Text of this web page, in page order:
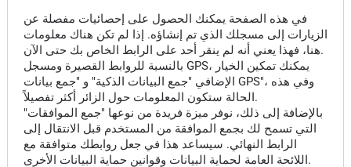
في هذه الصفحة يمكنك الحصول على إحصائيات مفصلة عن
الزيارات إلى مسجلك الذي تم إنشاؤه. إذا لم تكن هناك معلومات
هنا، فهذا يعني أنه لم ينقر أحد على الرابط الخاص بك حتى الآن.
بالنسبة للروابط القصيرة ومسجل GPS، يمكنك تمكين الخيار
الإضافي "جمع البيانات الذكية" و "جمع بيانات GPS"، وفي هذه
الحالة ستكون المعلومات حول الزائر أكثر تفصيلاً.
بالإضافة إلى ذلك، نوفر ميزة فريدة من نوعها "جمع الموافقات"
التي تسمح لك بجمع الموافقة من المستخدم قبل الانتقال إلى
الرابط النهائي. سيساعد هذا في جعل روابطك متوافقة مع
اللائحة العامة لحماية البيانات وقوانين حماية البيانات الأخرى.